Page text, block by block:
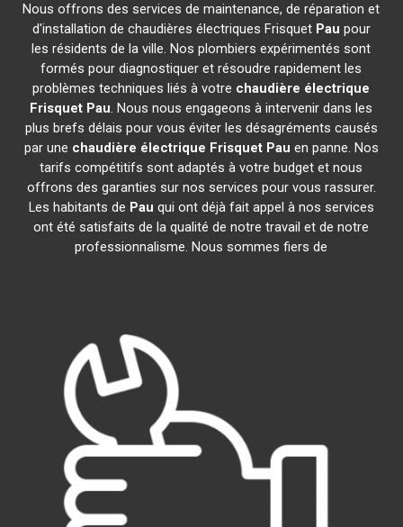
Nous offrons des services de maintenance, de réparation et
d'installation de chaudières électriques Frisquet Pau pour
les résidents de la ville. Nos plombiers expérimentés sont
formés pour diagnostiquer et résoudre rapidement les
problèmes techniques liés à votre chaudière électrique
Frisquet Pau. Nous nous engageons à intervenir dans les
plus brefs délais pour vous éviter les désagréments causés
par une chaudière électrique Frisquet Pau en panne. Nos
tarifs compétitifs sont adaptés à votre budget et nous
offrons des garanties sur nos services pour vous rassurer.
Les habitants de Pau qui ont déjà fait appel à nos services
ont été satisfaits de la qualité de notre travail et de notre
professionnalisme. Nous sommes fiers de